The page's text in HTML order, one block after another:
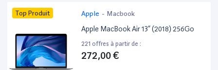
Top Produit Apple - Macbook
Apple MacBook Air 13” (2018) 256Go
221 offres à partir de :
272,00 €